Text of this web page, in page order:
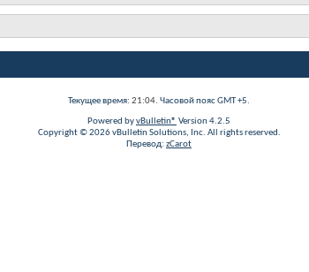
Текущее время: 21:04. Часовой пояс GMT +5.
Powered byvBulletin® Version 4.2.5
Copyright © 2026 vBulletin Solutions, Inc. All rights reserved.
Перевод: zCarot